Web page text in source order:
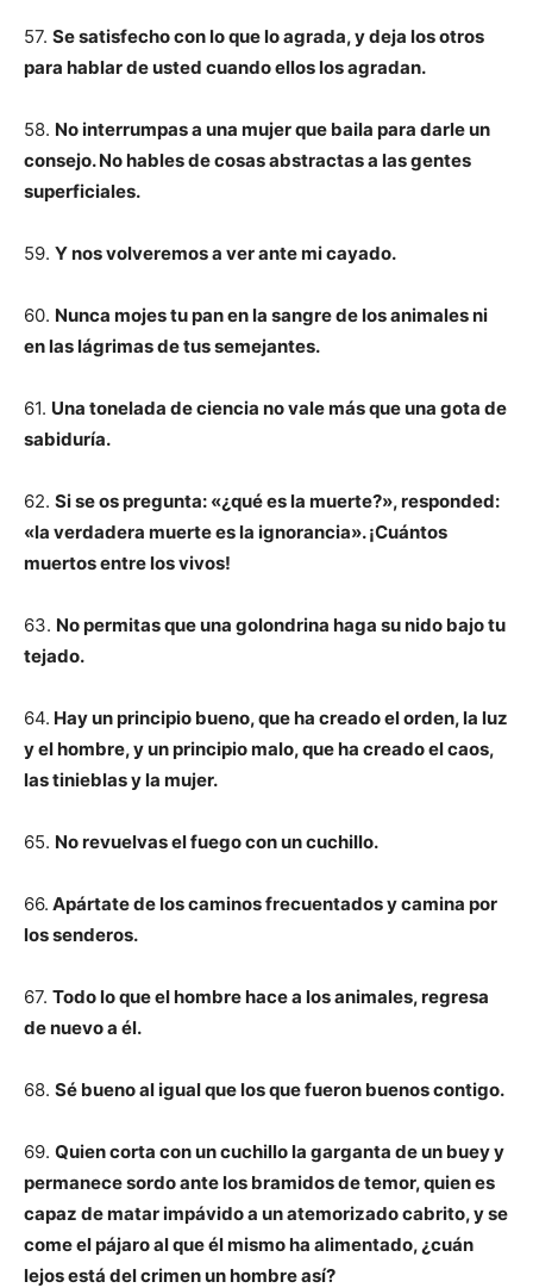
57. Se satisfecho con lo que lo agrada, y deja los otros
para hablar de usted cuando ellos los agradan.
58. No interrumpas a una mujer que baila para darle un
consejo. No hables de cosas abstractas a las gentes
superficiales.
59. Y nos volveremos a ver ante mi cayado.
60. Nunca mojes tu pan en la sangre de los animales ni
en las lágrimas de tus semejantes.
61. Una tonelada de ciencia no vale más que una gota de
sabiduría.
62. Si se os pregunta: «¿qué es la muerte?», responded:
«la verdadera muerte es la ignorancia». ¡Cuántos
muertos entre los vivos!
63. No permitas que una golondrina haga su nido bajo tu
tejado.
64. Hay un principio bueno, que ha creado el orden, la luz
y el hombre, y un principio malo, que ha creado el caos,
las tinieblas y la mujer.
65. No revuelvas el fuego con un cuchillo.
66. Apártate de los caminos frecuentados y camina por
los senderos.
67. Todo lo que el hombre hace a los animales, regresa
de nuevo a él.
68. Sé bueno al igual que los que fueron buenos contigo.
69. Quien corta con un cuchillo la garganta de un buey y
permanece sordo ante los bramidos de temor, quien es
capaz de matar impávido a un atemorizado cabrito, y se
come el pájaro al que él mismo ha alimentado, ¿cuán
lejos está del crimen un hombre así?